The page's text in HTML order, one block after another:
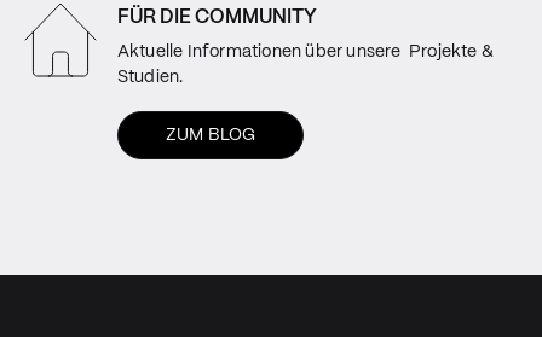
FÜR DIE COMMUNITY
Aktuelle Informationen über unsere Projekte &
Studien.
ZUM BLOG